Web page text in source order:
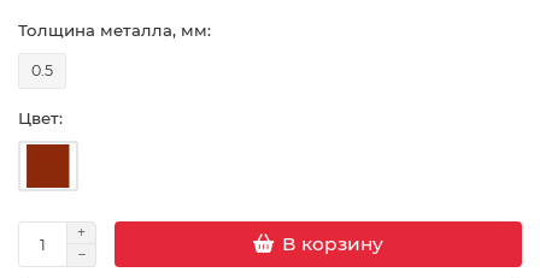
Толщина металла, мм:
0.5
Цвет:
В корзину